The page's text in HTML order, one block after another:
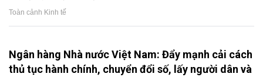
Toàn cảnh Kinh tế
Ngân hàng Nhà nước Việt Nam: Đẩy mạnh cải cách
thủ tục hành chính, chuyển đổi số, lấy người dân và